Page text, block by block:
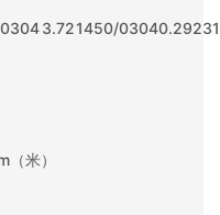
3.721450/03040.29
米）